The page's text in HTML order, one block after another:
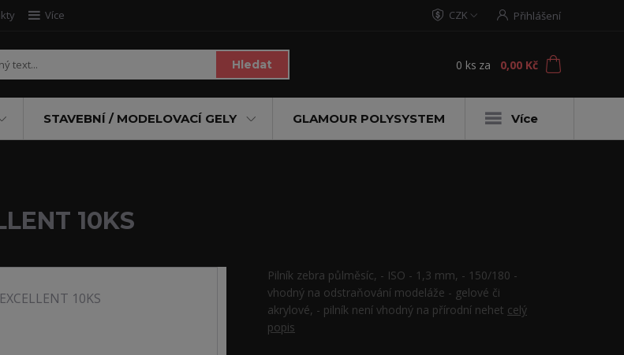
Více CZK Přihlášení
Hledat 0 ks za 0,00 Kč
STAVEBNÍ / MODELOVACÍ GELY GLAMOUR POLYSYSTEM Více
10KS
Pilník zebra půlměsíc, - ISO - 1,3 mm, - 150/180 -
vhodný na odstraňování modeláže - gelové či
akrylové, - pilník není vhodný na přírodní nehet celý
popis